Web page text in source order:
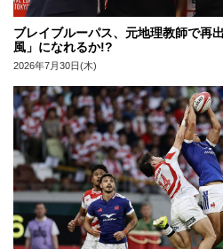
ブレイブルーパス、元地理教師で再
風」になれるか!?
2026年7月30日(木)